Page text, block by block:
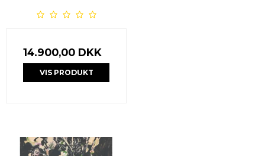
14.900,00 DKK
VIS PRODUKT